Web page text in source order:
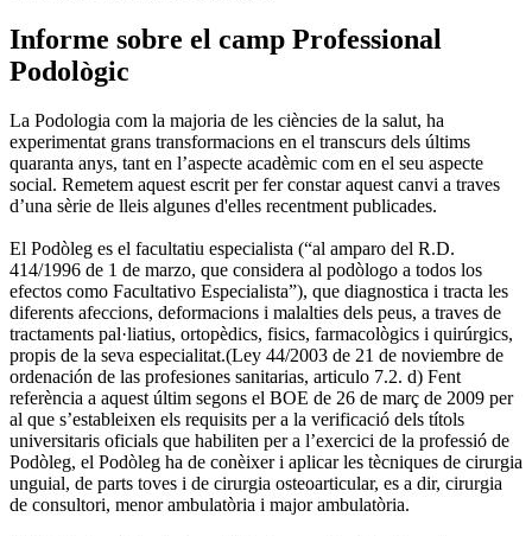
Informe sobre el camp Professional
Podològic
La Podologia com la majoria de les ciències de la salut, ha
experimentat grans transformacions en el transcurs dels últims
quaranta anys, tant en l’aspecte acadèmic com en el seu aspecte
social. Remetem aquest escrit per fer constar aquest canvi a traves
d’una sèrie de lleis algunes d'elles recentment publicades.
El Podòleg es el facultatiu especialista (“al amparo del R.D.
414/1996 de 1 de marzo, que considera al podòlogo a todos los
efectos como Facultativo Especialista”), que diagnostica i tracta les
diferents afeccions, deformacions i malalties dels peus, a traves de
tractaments pal·liatius, ortopèdics, fisics, farmacològics i quirúrgics,
propis de la seva especialitat.(Ley 44/2003 de 21 de noviembre de
ordenación de las profesiones sanitarias, articulo 7.2. d) Fent
referència a aquest últim segons el BOE de 26 de març de 2009 per
al que s’estableixen els requisits per a la verificació dels títols
universitaris oficials que habiliten per a l’exercici de la professió de
Podòleg, el Podòleg ha de conèixer i aplicar les tècniques de cirurgia
unguial, de parts toves i de cirurgia osteoarticular, es a dir, cirurgia
de consultori, menor ambulatòria i major ambulatòria.